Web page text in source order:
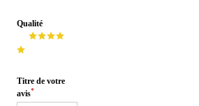
Qualité
Titre de votre
avis*